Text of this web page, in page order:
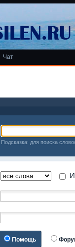
Чат
Подсказка: для поиска
Помощь